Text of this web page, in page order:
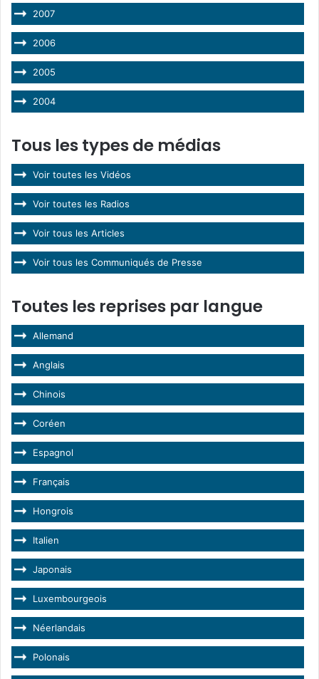
2007
2006
2005
2004
Tous les types de médias
Voir toutes les Vidéos
Voir toutes les Radios
Voir tous les Articles
Voir tous les Communiqués de Presse
Toutes les reprises par langue
Allemand
Anglais
Chinois
Coréen
Espagnol
Français
Hongrois
Italien
Japonais
Luxembourgeois
Néerlandais
Polonais